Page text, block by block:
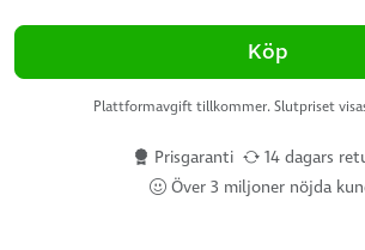
Köp
Plattformavgift tillkommer. Slutpriset
Prisgaranti
14 dagars
Över 3 miljoner nöjda